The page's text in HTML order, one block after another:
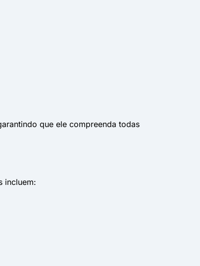
que ele compreenda todas
incluem: